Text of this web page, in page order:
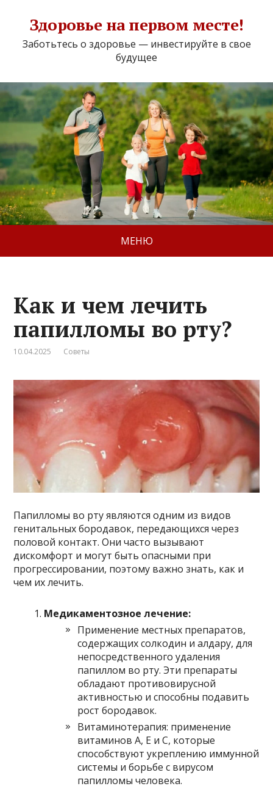
Здоровье на первом месте!
Заботьтесь о здоровье — инвестируйте в свое
будущее
МЕНЮ
Как и чем лечить
папилломы во рту?
10.04.2025 Советы
Папилломы во рту являются одним из видов
генитальных бородавок, передающихся через
половой контакт. Они часто вызывают
дискомфорт и могут быть опасными при
прогрессировании, поэтому важно знать, как и
чем их лечить.
Медикаментозное лечение:
Применение местных препаратов,
содержащих солкодин и алдару, для
непосредственного удаления
папиллом во рту. Эти препараты
обладают противовирусной
активностью и способны подавить
рост бородавок.
Витаминотерапия: применение
витаминов А, Е и С, которые
способствуют укреплению иммунной
системы и борьбе с вирусом
папилломы человека.